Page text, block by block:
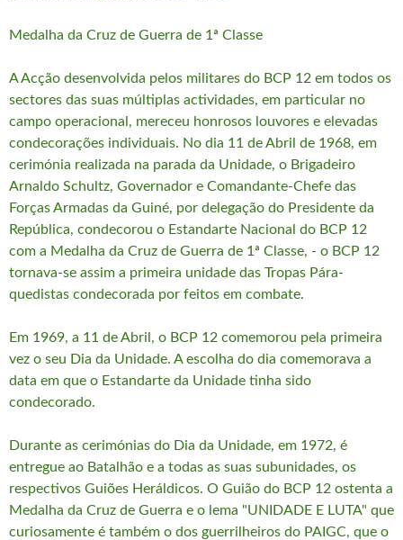
Medalha da Cruz de Guerra de 1ª Classe
A Acção desenvolvida pelos militares do BCP 12 em todos os
sectores das suas múltiplas actividades, em particular no
campo operacional, mereceu honrosos louvores e elevadas
condecorações individuais. No dia 11 de Abril de 1968, em
cerimónia realizada na parada da Unidade, o Brigadeiro
Arnaldo Schultz, Governador e Comandante-Chefe das
Forças Armadas da Guiné, por delegação do Presidente da
República, condecorou o Estandarte Nacional do BCP 12
com a Medalha da Cruz de Guerra de 1ª Classe, - o BCP 12
tornava-se assim a primeira unidade das Tropas Pára-
quedistas condecorada por feitos em combate.
Em 1969, a 11 de Abril, o BCP 12 comemorou pela primeira
vez o seu Dia da Unidade. A escolha do dia comemorava a
data em que o Estandarte da Unidade tinha sido
condecorado.
Durante as cerimónias do Dia da Unidade, em 1972, é
entregue ao Batalhão e a todas as suas subunidades, os
respectivos Guiões Heráldicos. O Guião do BCP 12 ostenta a
Medalha da Cruz de Guerra e o lema "UNIDADE E LUTA" que
curiosamente é também o dos guerrilheiros do PAIGC, que o